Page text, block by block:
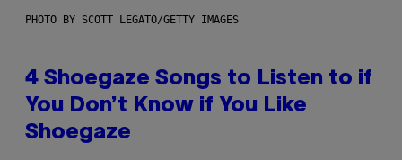
PHOTO BY SCOTT LEGATO/GETTY IMAGES
4 Shoegaze Songs to Listen to if
You Don’t Know if You Like
Shoegaze